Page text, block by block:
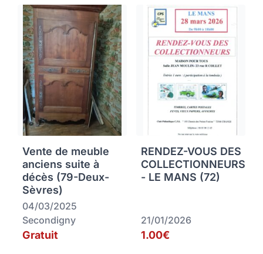
Vente de meuble
anciens suite à
décès (79-Deux-
Sèvres)
04/03/2025
Secondigny
Gratuit
RENDEZ-VOUS DES
COLLECTIONNEURS
- LE MANS (72)
21/01/2026
1.00€